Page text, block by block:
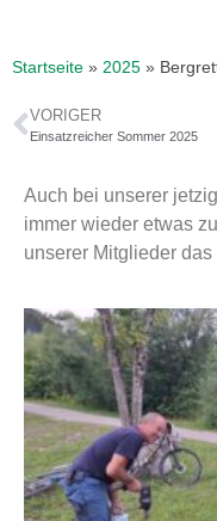
Startseite » 2025 »
VORIGER
Einsatzreicher Sommer 2025
Auch bei unserer
immer wieder etwas
unserer Mitglieder